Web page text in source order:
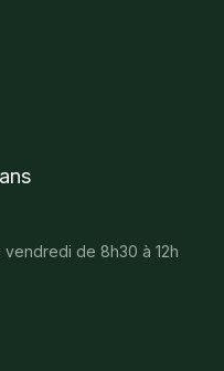
vendredi de 8h30 à 12h